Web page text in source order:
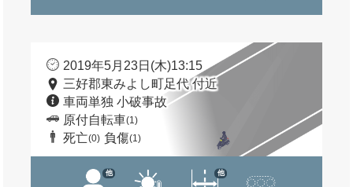
2019年5月23日(木)13:15
三好郡東みよし町足代 付近
車両単独 小破事故
原付自転車(1)
死亡(0) 負傷(1)
他 他